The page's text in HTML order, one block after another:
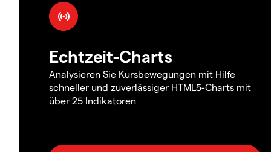
Echtzeit-Charts
Analysieren Sie Kursbewegungen mit Hilfe
schneller und zuverlässiger HTML5-Charts mit
über 25 Indikatoren